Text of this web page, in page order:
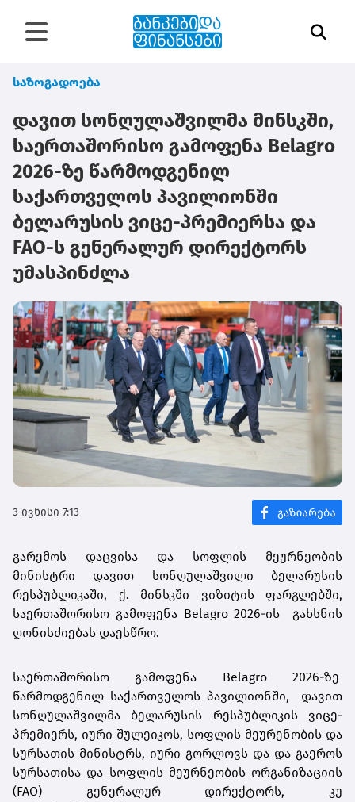
საზოგადოება
დავით სონღულაშვილმა მინსკში,
საერთაშორისო გამოფენა Belagro
2026-ზე წარმოდგენილ
საქართველოს პავილიონში
ბელარუსის ვიცე-პრემიერსა და
FAO-ს გენერალურ დირექტორს
უმასპინძლა
3 ივნისი 7:13
გარემოს დაცვისა და სოფლის მეურნეობის
მინისტრი დავით სონღულაშვილი ბელარუსის
რესპუბლიკაში, ქ. მინსკში ვიზიტის ფარგლებში,
საერთაშორისო გამოფენა Belagro 2026-ის გახსნის
ღონისძიებას დაესწრო.
საერთაშორისო გამოფენა Belagro 2026-ზე
წარმოდგენილ საქართველოს პავილიონში, დავით
სონღულაშვილმა ბელარუსის რესპუბლიკის ვიცე-
პრემიერს, იური შულეიკოს, სოფლის მეურენობის და
სურსათის მინისტრს, იური გორლოვს და და გაეროს
სურსათისა და სოფლის მეურნეობის ორგანიზაციის
(FAO) გენერალურ დირექტორს, კუ